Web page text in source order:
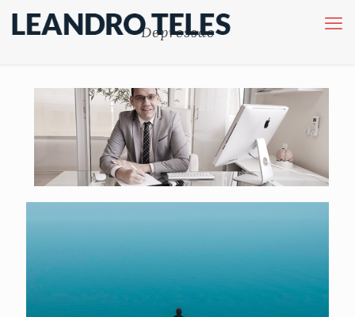
Depressão